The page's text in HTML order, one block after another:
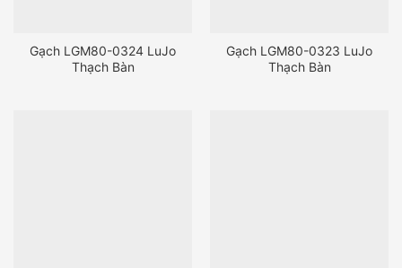
Gạch LGM80-0324 LuJo
Thạch Bàn
Gạch LGM80-0323 LuJo
Thạch Bàn